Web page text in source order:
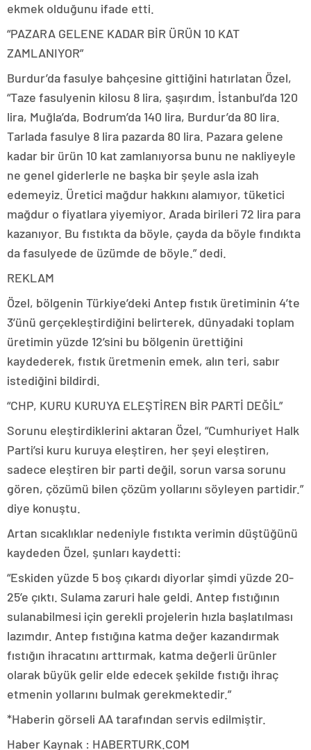
ekmek olduğunu ifade etti.
“PAZARA GELENE KADAR BİR ÜRÜN 10 KAT
ZAMLANIYOR”
Burdur’da fasulye bahçesine gittiğini hatırlatan Özel,
“Taze fasulyenin kilosu 8 lira, şaşırdım. İstanbul’da 120
lira, Muğla’da, Bodrum’da 140 lira, Burdur’da 80 lira.
Tarlada fasulye 8 lira pazarda 80 lira. Pazara gelene
kadar bir ürün 10 kat zamlanıyorsa bunu ne nakliyeyle
ne genel giderlerle ne başka bir şeyle asla izah
edemeyiz. Üretici mağdur hakkını alamıyor, tüketici
mağdur o fiyatlara yiyemiyor. Arada birileri 72 lira para
kazanıyor. Bu fıstıkta da böyle, çayda da böyle fındıkta
da fasulyede de üzümde de böyle.” dedi.
REKLAM
Özel, bölgenin Türkiye’deki Antep fıstık üretiminin 4’te
3’ünü gerçekleştirdiğini belirterek, dünyadaki toplam
üretimin yüzde 12’sini bu bölgenin ürettiğini
kaydederek, fıstık üretmenin emek, alın teri, sabır
istediğini bildirdi.
“CHP, KURU KURUYA ELEŞTİREN BİR PARTİ DEĞİL”
Sorunu eleştirdiklerini aktaran Özel, “Cumhuriyet Halk
Parti’si kuru kuruya eleştiren, her şeyi eleştiren,
sadece eleştiren bir parti değil, sorun varsa sorunu
gören, çözümü bilen çözüm yollarını söyleyen partidir.”
diye konuştu.
Artan sıcaklıklar nedeniyle fıstıkta verimin düştüğünü
kaydeden Özel, şunları kaydetti:
“Eskiden yüzde 5 boş çıkardı diyorlar şimdi yüzde 20-
25’e çıktı. Sulama zaruri hale geldi. Antep fıstığının
sulanabilmesi için gerekli projelerin hızla başlatılması
lazımdır. Antep fıstığına katma değer kazandırmak
fıstığın ihracatını arttırmak, katma değerli ürünler
olarak büyük gelir elde edecek şekilde fıstığı ihraç
etmenin yollarını bulmak gerekmektedir.”
*Haberin görseli AA tarafından servis edilmiştir.
Haber Kaynak : HABERTURK.COM